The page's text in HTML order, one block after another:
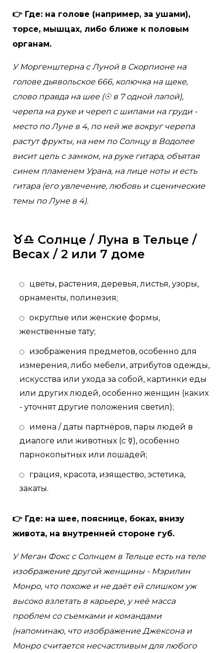
👉 Где: на голове (например, за ушами),
торсе, мышцах, либо ближе к половым
органам.
У Моргенштерна с Луной в Скорпионе на
голове дьявольское 666, колючка на щеке,
слово правда на шее (☉ в 7 одной лапой),
черепа на руке и череп с шипами на груди -
место по Луне в 4, по ней же вокруг черепа
растут фрукты, на нем по Солнцу в Водолее
висит цепь с замком, на руке гитара, объятая
синем пламенем Урана, на лице ноты и есть
гитара (его увлечение, любовь и сценические
темы по Луне в 4).
♉️♎️ Солнце / Луна в Тельце /
Весах / 2 или 7 доме
цветы, растения, деревья, листья, узоры,
орнаменты, полинезия;
округлые или женские формы,
женственные тату;
изображения предметов, особенно для
измерения, либо мебели, атрибутов одежды,
искусства или ухода за собой, картинки еды
или других людей, особенно женщин (каких
- уточнят другие положения светил);
имена / даты партнёров, пары людей в
диалоге или животных (с ☿), особенно
парнокопытных или лошадей;
грация, красота, изящество, эстетика,
закаты.
👉 Где: на шее, пояснице, боках, внизу
живота, на внутренней стороне губ.
У Меган Фокс с Солнцем в Тельце есть на теле
изображение другой женщины - Мэрилин
Монро, что похоже и не даёт ей слишком уж
высоко взлетать в карьере, у неё масса
проблем со съемками и командами
(напоминаю, что изображение Джексона и
Монро считается несчастливым для любого